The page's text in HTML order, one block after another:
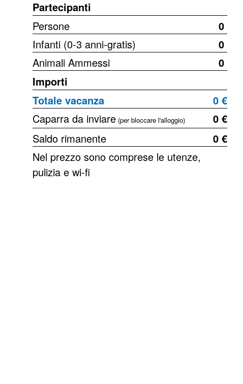
Partecipanti
Persone
0
Infanti (0-3 anni-gratis)
0
Animali Ammessi
0
Importi
Totale vacanza
0 €
Caparra da inviare (per bloccare l'alloggio)
0 €
Saldo rimanente
0 €
Nel prezzo sono comprese le utenze,
pulizia e wi-fi